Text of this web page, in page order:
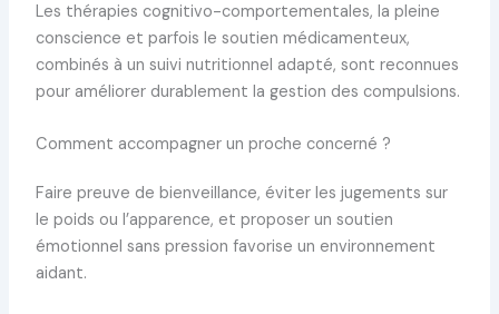
Les thérapies cognitivo-comportementales, la pleine
conscience et parfois le soutien médicamenteux,
combinés à un suivi nutritionnel adapté, sont reconnues
pour améliorer durablement la gestion des compulsions.
Comment accompagner un proche concerné ?
Faire preuve de bienveillance, éviter les jugements sur
le poids ou l’apparence, et proposer un soutien
émotionnel sans pression favorise un environnement
aidant.